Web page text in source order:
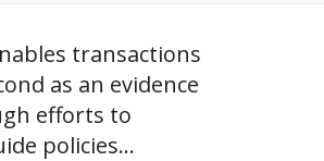
transactions
as an evidence
efforts to
policies...